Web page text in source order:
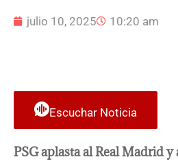
julio 10, 2025 10:20 am
Escuchar Noticia
PSG aplasta al Real Madrid